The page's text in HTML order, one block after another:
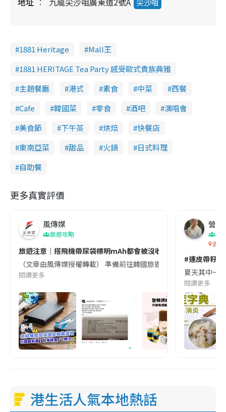
尖沙咀
1881 Heritage
Mall王
1881 HERITAGE Tea Party 感受歐式貴族典雅
主題餐廳
港式 素食 中菜
西餐
Cafe
韓國菜 零食 酒吧
演唱會
美食節
下午茶 烘焙
快餐店
東南亞菜
甜品 火鍋
日式料理
自助餐
更多真實評價
風傳媒
旅遊攻略
旅遊注意｜搭飛機帶尿袋標明mAh都會被沒收😱出發前切記檢查
（文章由風傳媒授權轉載） 準備前往韓國旅遊的民眾，近期要
閱讀更多
營養
香港
#連皮帶籽
夏天其中一
閱讀更多
港生活人氣本地熱話